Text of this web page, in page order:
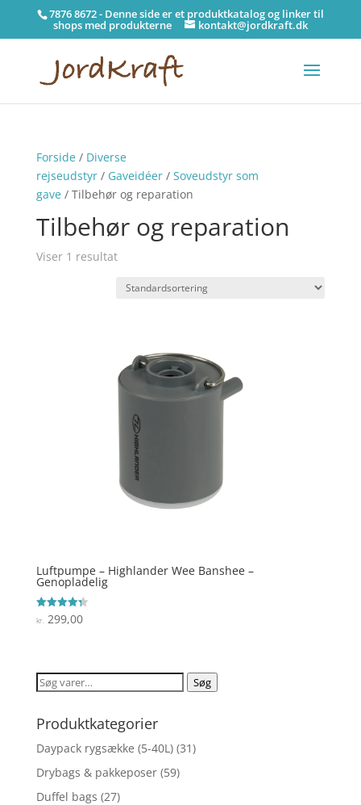
7876 8672 - Denne side er et produktkatalog og linker til
shops med produkterne kontakt@jordkraft.dk
Forside/ Diverse
rejseudstyr/ Gaveidéer/ Soveudstyr som
gave/ Tilbehør og reparation
Tilbehør og reparation
Viser 1 resultat
Luftpumpe – Highlander Wee Banshee –
Genopladelig
Vurderet
4.3
kr. 299,00
Søg
Søg
Produktkategorier
Daypack rygsække (5-40L) (31)
Drybags & pakkeposer (59)
Duffel bags (27)